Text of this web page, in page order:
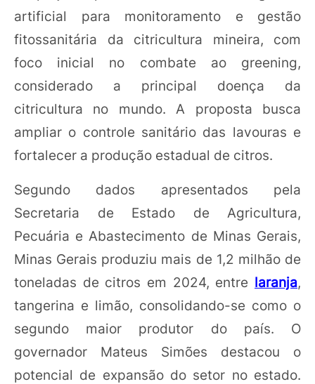
artificial para monitoramento e gestão
fitossanitária da citricultura mineira, com
foco inicial no combate ao greening,
considerado a principal doença da
citricultura no mundo. A proposta busca
ampliar o controle sanitário das lavouras e
fortalecer a produção estadual de citros.
Segundo dados apresentados pela
Secretaria de Estado de Agricultura,
Pecuária e Abastecimento de Minas Gerais,
Minas Gerais produziu mais de 1,2 milhão de
toneladas de citros em 2024, entre laranja,
tangerina e limão, consolidando-se como o
segundo maior produtor do país. O
governador Mateus Simões destacou o
potencial de expansão do setor no estado.